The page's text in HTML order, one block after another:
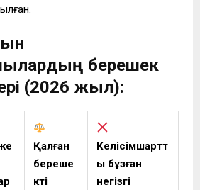
берешек
(2026 жыл):
Қалған
береше
кті
Келісімшартт
ы бұзған
негізгі